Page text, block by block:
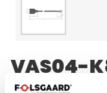
VAS04-
Product number: